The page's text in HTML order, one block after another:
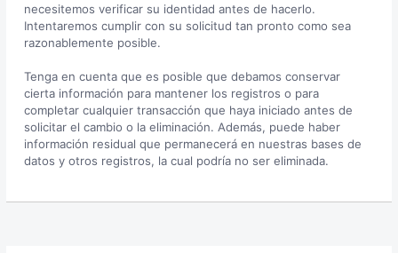
necesitemos verificar su identidad antes de hacerlo.
Intentaremos cumplir con su solicitud tan pronto como sea
razonablemente posible.
Tenga en cuenta que es posible que debamos conservar
cierta información para mantener los registros o para
completar cualquier transacción que haya iniciado antes de
solicitar el cambio o la eliminación. Además, puede haber
información residual que permanecerá en nuestras bases de
datos y otros registros, la cual podría no ser eliminada.